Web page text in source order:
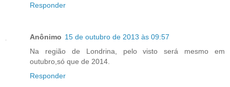
Responder
Anônimo 15 de outubro de 2013 às 09:57
Na região de Londrina, pelo visto será mesmo em
outubro,só que de 2014.
Responder